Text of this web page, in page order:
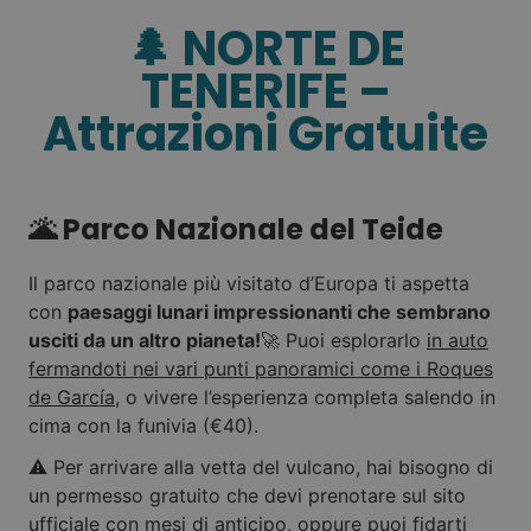
🌲 NORTE DE
TENERIFE –
Attrazioni Gratuite
🌋 Parco Nazionale del Teide
Il parco nazionale più visitato d’Europa ti aspetta
con paesaggi lunari impressionanti che sembrano
usciti da un altro pianeta!🚀 Puoi esplorarlo in auto
fermandoti nei vari punti panoramici come i Roques
de García, o vivere l’esperienza completa salendo in
cima con la funivia (€40).
⚠️ Per arrivare alla vetta del vulcano, hai bisogno di
un permesso gratuito che devi prenotare sul sito
ufficiale con mesi di anticipo, oppure puoi fidarti